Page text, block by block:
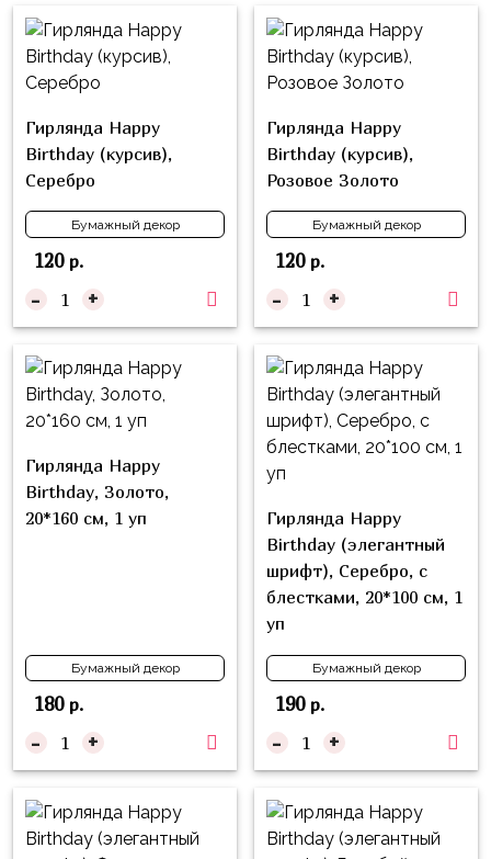
Гирлянда Happy
Birthday (курсив),
Серебро
Бумажный декор
120р.
- +
Гирлянда Happy
Birthday (курсив),
Розовое Золото
Бумажный декор
120р.
- +
Гирлянда Happy
Birthday, Золото,
20*160 см, 1 уп
Бумажный декор
180р.
- +
Гирлянда Happy
Birthday (элегантный
шрифт), Серебро, с
блестками, 20*100 см, 1
уп
Бумажный декор
190р.
- +
из
шаров
Цифры
Шары
с
декором
Большие
шары
Ходячие
фигуры
Коробка-
сюрприз
Бизнес
Индивидуальная
надпись
на
для
праздника
Бумажный
декор
Пони
Губка
Боб
Буба
Лунтик
Чебурашка
Черепашки-
Котэ
Динозавры
Микки
и
Бабушки
Для
Папы,
Тропики
Гарри